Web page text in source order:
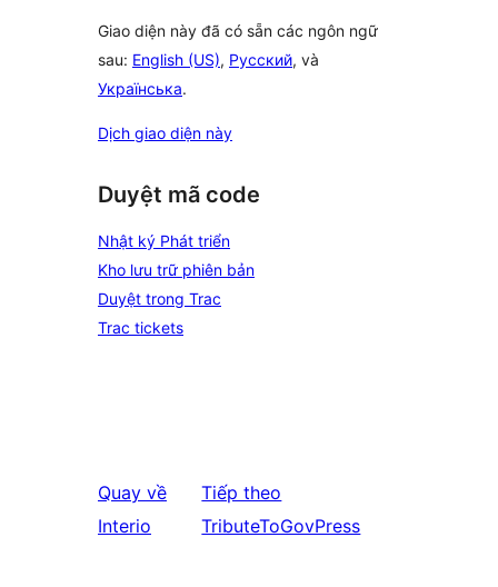
Giao diện này đã có sẵn các ngôn ngữ
sau: English (US), Русский, và
Українська.
Dịch giao diện này
Duyệt mã code
Nhật ký Phát triển
Kho lưu trữ phiên bản
Duyệt trong Trac
Trac tickets
Quay về
Interio
Tiếp theo
TributeToGovPress